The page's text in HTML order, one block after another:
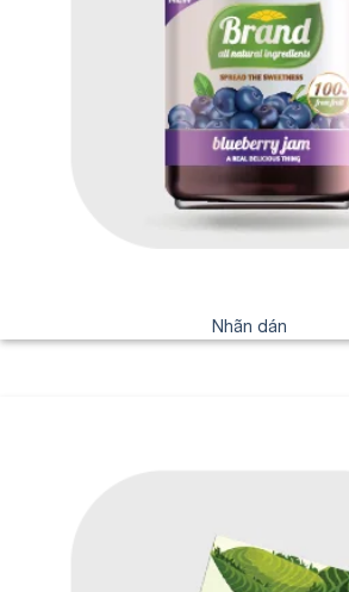
Nhãn dán